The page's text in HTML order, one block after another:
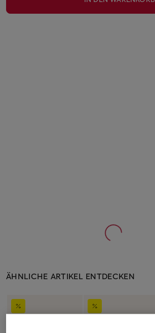
ÄHNLICHE ARTIKEL ENTDECKEN